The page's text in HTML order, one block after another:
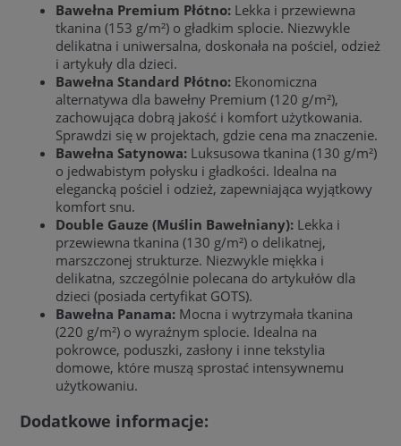
Bawełna Premium Płótno: Lekka i przewiewna
tkanina (153 g/m²) o gładkim splocie. Niezwykle
delikatna i uniwersalna, doskonała na pościel, odzież
i artykuły dla dzieci.
Bawełna Standard Płótno: Ekonomiczna
alternatywa dla bawełny Premium (120 g/m²),
zachowująca dobrą jakość i komfort użytkowania.
Sprawdzi się w projektach, gdzie cena ma znaczenie.
Bawełna Satynowa: Luksusowa tkanina (130 g/m²)
o jedwabistym połysku i gładkości. Idealna na
elegancką pościel i odzież, zapewniająca wyjątkowy
komfort snu.
Double Gauze (Muślin Bawełniany): Lekka i
przewiewna tkanina (130 g/m²) o delikatnej,
marszczonej strukturze. Niezwykle miękka i
delikatna, szczególnie polecana do artykułów dla
dzieci (posiada certyfikat GOTS).
Bawełna Panama: Mocna i wytrzymała tkanina
(220 g/m²) o wyraźnym splocie. Idealna na
pokrowce, poduszki, zasłony i inne tekstylia
domowe, które muszą sprostać intensywnemu
użytkowaniu.
Dodatkowe informacje: